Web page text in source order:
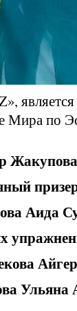
Мира по
Аида
Ульяна